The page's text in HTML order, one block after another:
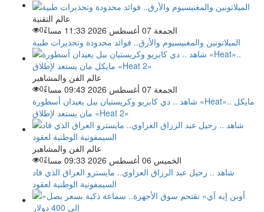
عالم التقنية
الجمعة 07 أغسطس 2026 11:33 مساءً
0
الميلاتونين والمغنيسيوم والأرق.. فوائد محدودة وتحذيرات طبية
عالم الفن والمشاهير
الجمعة 07 أغسطس 2026 09:43 مساءً
0
شاهد .. دي كابريو وكريستيان بيل يعيدان أسطورة «Heat».. مايكل
مان يستعد لإطلاق «Heat 2»
عالم الفن والمشاهير
الخميس 06 أغسطس 2026 09:33 مساءً
0
شاهد .. رحيل عبد الرزاق العزاوي.. مايسترو العراق الذي قاد
السيمفونية الوطنية لعقود